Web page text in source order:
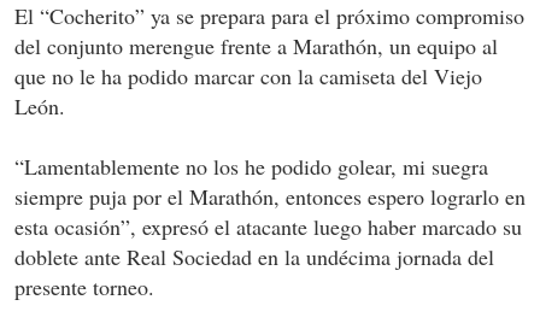
El “Cocherito” ya se prepara para el próximo compromiso
del conjunto merengue frente a Marathón, un equipo al
que no le ha podido marcar con la camiseta del Viejo
León.
“Lamentablemente no los he podido golear, mi suegra
siempre puja por el Marathón, entonces espero lograrlo en
esta ocasión”, expresó el atacante luego haber marcado su
doblete ante Real Sociedad en la undécima jornada del
presente torneo.